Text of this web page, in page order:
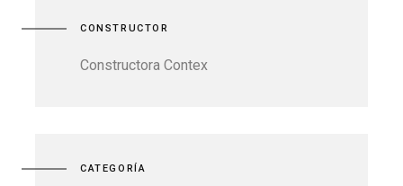
CONSTRUCTOR
Constructora Contex
CATEGORÍA